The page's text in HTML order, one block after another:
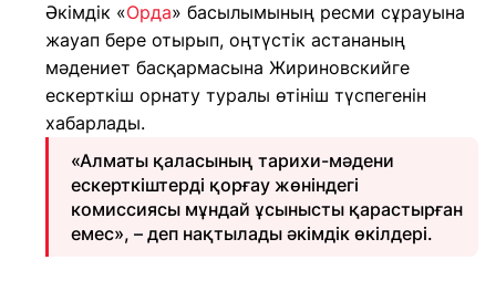
Әкімдік «Орда» басылымының ресми сұрауына
жауап бере отырып, оңтүстік астананың
мәдениет басқармасына Жириновскийге
ескерткіш орнату туралы өтініш түспегенін
хабарлады.
«Алматы қаласының тарихи-мәдени
ескерткіштерді қорғау жөніндегі
комиссиясы мұндай ұсынысты қарастырған
емес», – деп нақтылады әкімдік өкілдері.